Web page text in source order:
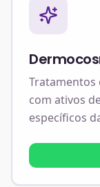
Tratamentos
com ativos
específicos